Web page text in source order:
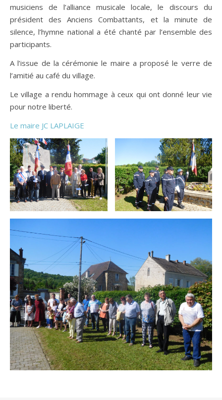
musiciens de l’alliance musicale locale, le discours du
président des Anciens Combattants, et la minute de
silence, l’hymne national a été chanté par l’ensemble des
participants.
A l’issue de la cérémonie le maire a proposé le verre de
l’amitié au café du village.
Le village a rendu hommage à ceux qui ont donné leur vie
pour notre liberté.
Le maire JC LAPLAIGE